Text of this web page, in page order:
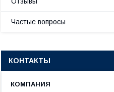
Частые вопросы
КОНТАКТЫ